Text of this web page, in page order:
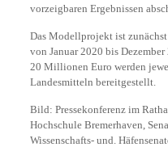
vorzeigbaren Ergebnissen
Das Modellprojekt ist
von Januar 2020 bis
20 Millionen Euro werden
Landesmitteln bereitgestellt.
Bild: Pressekonferenz im
Hochschule Bremerhaven,
Wissenschafts- und.